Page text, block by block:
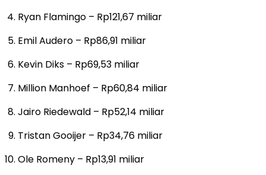
Ryan Flamingo – Rp121,67 miliar
Emil Audero – Rp86,91 miliar
Kevin Diks – Rp69,53 miliar
Million Manhoef – Rp60,84 miliar
Jairo Riedewald – Rp52,14 miliar
Tristan Gooijer – Rp34,76 miliar
Ole Romeny – Rp13,91 miliar